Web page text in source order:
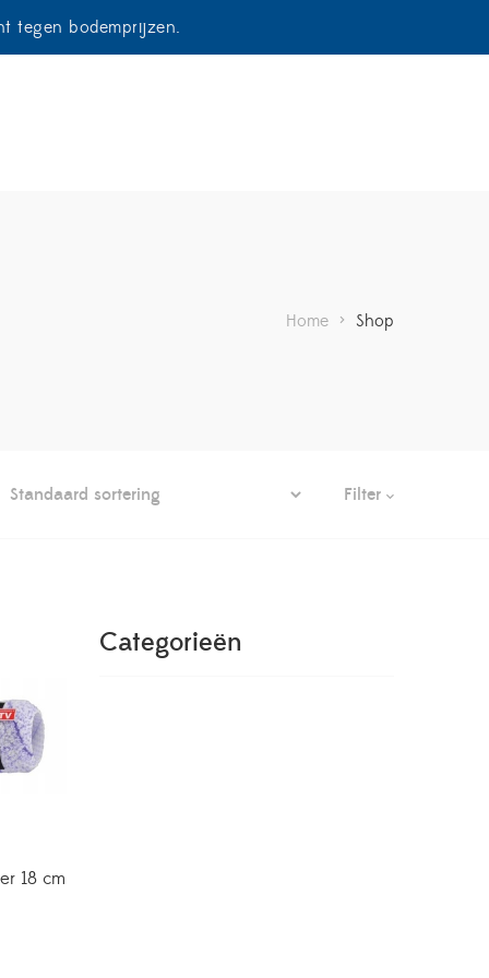
tegen bodemprijzen.
Home > Shop
Filter
18 cm
Categorieën